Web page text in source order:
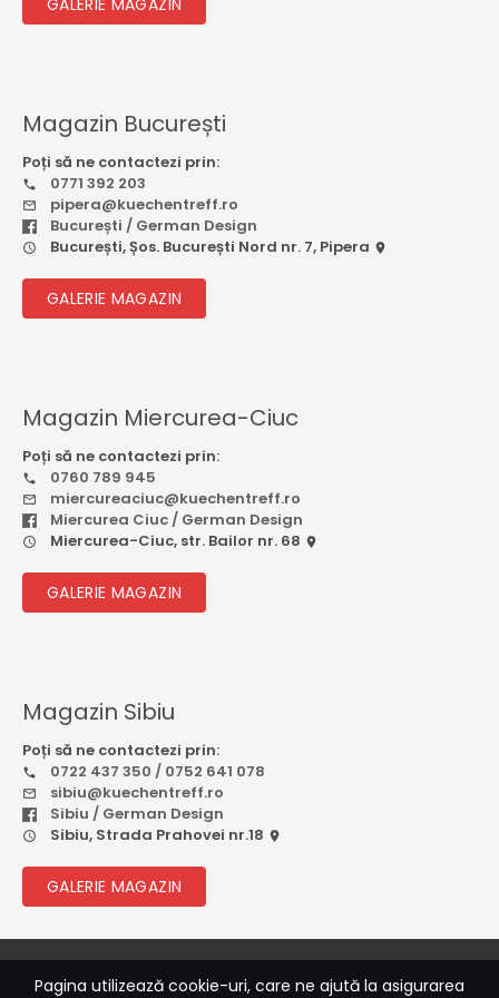
Pagina utilizează cookie-uri, care ne ajută la asigurarea
GALERIE MAGAZIN
Magazin București
Poți să ne contactezi prin:
0771 392 203
pipera@kuechentreff.ro
București / German Design
București, Șos. București Nord nr. 7, Pipera
GALERIE MAGAZIN
Magazin Miercurea-Ciuc
Poți să ne contactezi prin:
0760 789 945
miercureaciuc@kuechentreff.ro
Miercurea Ciuc / German Design
Miercurea-Ciuc, str. Bailor nr. 68
GALERIE MAGAZIN
Magazin Sibiu
Poți să ne contactezi prin:
0722 437 350 / 0752 641 078
sibiu@kuechentreff.ro
Sibiu / German Design
Sibiu, Strada Prahovei nr.18
GALERIE MAGAZIN
© 2026Rebootcode Soft